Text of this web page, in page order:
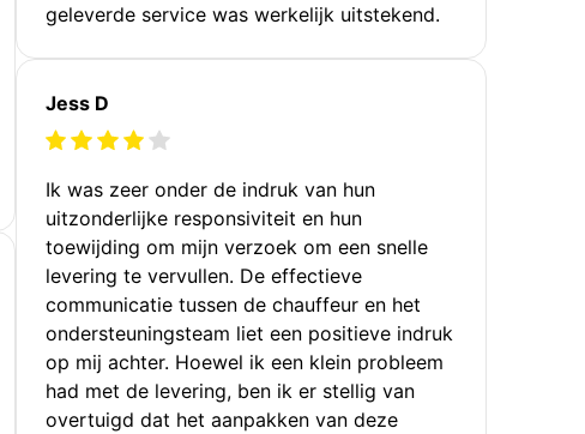
geleverde service was werkelijk uitstekend.
Jess D
Ik was zeer onder de indruk van hun
uitzonderlijke responsiviteit en hun
toewijding om mijn verzoek om een snelle
levering te vervullen. De effectieve
communicatie tussen de chauffeur en het
ondersteuningsteam liet een positieve indruk
op mij achter. Hoewel ik een klein probleem
had met de levering, ben ik er stellig van
overtuigd dat het aanpakken van deze